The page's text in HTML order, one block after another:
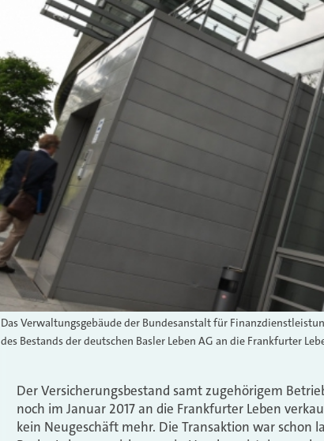
Das Verwaltungsgebäude der Bundesanstalt für
des Bestands der deutschen Basler Leben AG an die Frankfurter
Der Versicherungsbestand samt zugehörigem
noch im Januar 2017 an die Frankfurter Leben
kein Neugeschäft mehr. Die Transaktion war schon